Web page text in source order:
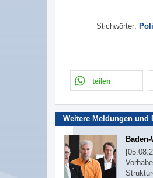
Stichwörter:
teilen
Weitere Meldungen und